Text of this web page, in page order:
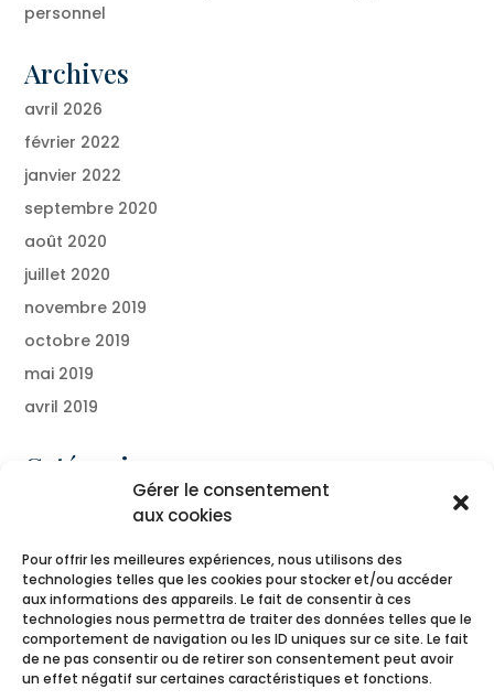
Gérer le consentement
aux cookies
Pour offrir les meilleures expériences, nous utilisons des
technologies telles que les cookies pour stocker et/ou accéder
aux informations des appareils. Le fait de consentir à ces
technologies nous permettra de traiter des données telles que le
comportement de navigation ou les ID uniques sur ce site. Le fait
de ne pas consentir ou de retirer son consentement peut avoir
un effet négatif sur certaines caractéristiques et fonctions.
personnel
Archives
avril 2026
février 2022
janvier 2022
septembre 2020
août 2020
juillet 2020
novembre 2019
octobre 2019
mai 2019
avril 2019
Catégories
Méta
Connexion
Flux des publications